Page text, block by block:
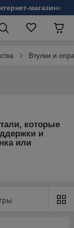
магазине
Втулки и
которые
и
или
работы.